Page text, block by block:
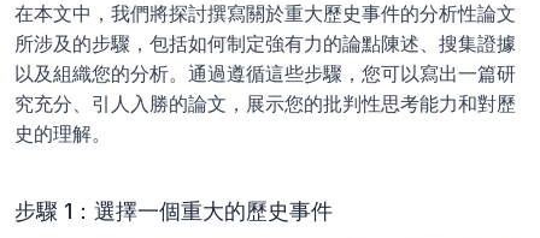
在本文中，我們將探討撰寫關於重大歷史事件的分析性論文
所涉及的步驟，包括如何制定強有力的論點陳述、搜集證據
以及組織您的分析。通過遵循這些步驟，您可以寫出一篇研
究充分、引人入勝的論文，展示您的批判性思考能力和對歷
史的理解。
步驟 1：選擇一個重大的歷史事件